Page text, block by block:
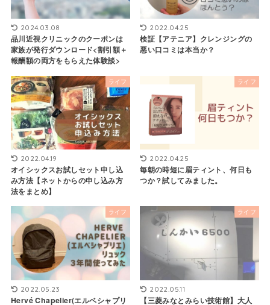
2024.03.08
品川近視クリニックのクーポンは
家族が発行ダウンロード<割引額＋
報酬額の両方をもらえた体験談>
2022.04.25
検証【アテニア】クレンジングの
悪い口コミは本当か？
ライフ
2022.04.19
オイシックスお試しセット申し込
み方法【ネットからの申し込み方
法をまとめ】
ライフ
2022.04.25
毎朝の時短に眉ティント、何日も
つか？試してみました。
ライフ
2022.05.23
Hervé Chapelier(エルベシャプリ
ライフ
2022.05.11
【三菱みなとみらい技術館】大人